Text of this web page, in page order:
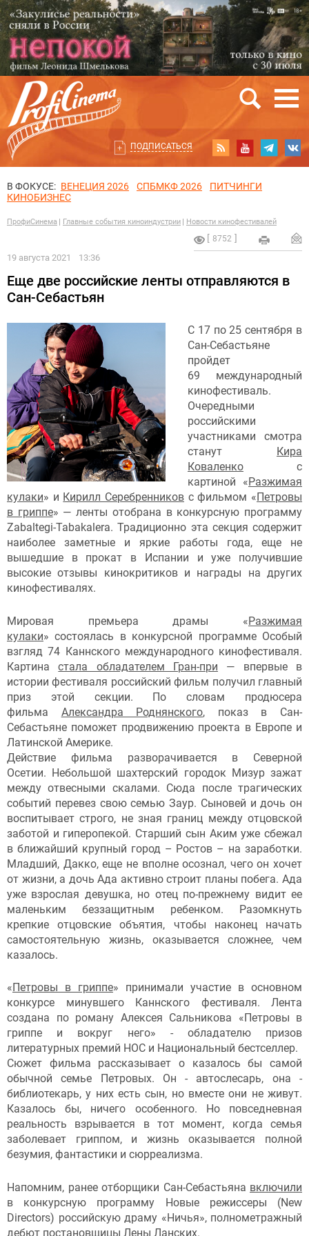
ПОДПИСАТЬСЯ
В ФОКУСЕ: ВЕНЕЦИЯ 2026 СПБМКФ 2026
ПИТЧИНГИ
КИНОБИЗНЕС
ПрофиСинема Главные события киноиндустрии Новости кинофестивалей
8752
19 августа 2021 13:36
Еще две российские ленты отправляются в
Сан-Себастьян
С 17 по 25 сентября в
Сан-Себастьяне
пройдет
69 международный
кинофестиваль.
Очередными
российскими
участниками смотра
станут
Кира
Коваленко с
картиной «Разжимая
кулаки» и Кирилл Серебренников с фильмом « Петровы
в гриппе» — ленты отобрана в конкурсную программу
Zabaltegi-Tabakalera. Традиционно эта секция содержит
наиболее заметные и яркие работы года, еще не
вышедшие в прокат в Испании и уже получившие
высокие отзывы кинокритиков и награды на других
кинофестивалях.
Мировая премьера драмы «Разжимая
кулаки» состоялась в конкурсной программе Особый
взгляд 74 Каннского международного кинофестиваля.
Картинастала обладателем Гран-при — впервые в
истории фестиваля российский фильм получил главный
приз этой секции. По словам продюсера
фильма Александра Роднянского, показ в Сан-
Себастьяне поможет продвижению проекта в Европе и
Латинской Америке.
Действие фильма разворачивается в Северной
Осетии. Небольшой шахтерский городок Мизур зажат
между отвесными скалами. Сюда после трагических
событий перевез свою семью Заур. Сыновей и дочь он
воспитывает строго, не зная границ между отцовской
заботой и гиперопекой. Старший сын Аким уже сбежал
в ближайший крупный город – Ростов – на заработки.
Младший, Дакко, еще не вполне осознал, чего он хочет
от жизни, а дочь Ада активно строит планы побега. Ада
уже взрослая девушка, но отец по-прежнему видит ее
маленьким беззащитным ребенком. Разомкнуть
крепкие отцовские объятия, чтобы наконец начать
самостоятельную жизнь, оказывается сложнее, чем
казалось.
« Петровы в гриппе» принимали участие в основном
конкурсе минувшего Каннского фестиваля. Лента
создана по роману Алексея Сальникова «Петровы в
гриппе и вокруг него» - обладателю призов
литературных премий НОС и Национальный бестселлер.
Сюжет фильма рассказывает о казалось бы самой
обычной семье Петровых. Он - автослесарь, она -
библиотекарь, у них есть сын, но вместе они не живут.
Казалось бы, ничего особенного. Но повседневная
реальность взрывается в тот момент, когда семья
заболевает гриппом, и жизнь оказывается полной
безумия, фантастики и сюрреализма.
Напомним, ранее отборщики Сан-Себастьяна включили
в конкурсную программу Новые режиссеры (New
Directors) российскую драму «Ничья», полнометражный
дебют постановщицы Лены Ланских.